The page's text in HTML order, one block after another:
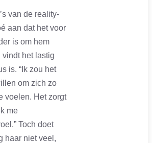
van de reality-
aan dat het voor
is om hem
het lastig
is. “Ik zou het
om zich zo
voelen. Het zorgt
me
Toch doet
haar niet veel,